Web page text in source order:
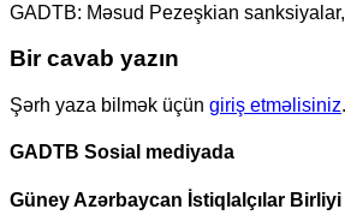
GADTB: Məsud Pezeşkian
Bir cavab yazın
Şərh yaza bilmək üçün giriş etməlisiniz.
GADTB Sosial mediyada
Güney Azərbaycan İstiqlalçılar Birliyi